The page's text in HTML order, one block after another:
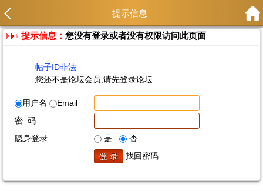
提示信息
提示信息：您没有登录或者没有权限访问此页面
帖子ID非法
您还不是论坛会员,请先登录论坛
用户名
Email
密 码
隐身登录
是
否
找回密码